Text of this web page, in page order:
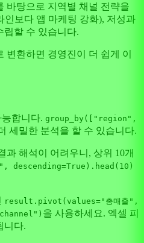
바탕으로 지역별 채널 전략을
인보다 앱 마케팅 강화), 저성과
립할 수 있습니다.
변환하면 경영진이 더 쉽게 이
합니다. group_by(["region",
세밀한 분석을 할 수 있습니다.
과 해석이 어려우니, 상위 10개
descending=True).head(10)
result.pivot(values="총매출",
을 사용하세요. 엑셀 피
니다.